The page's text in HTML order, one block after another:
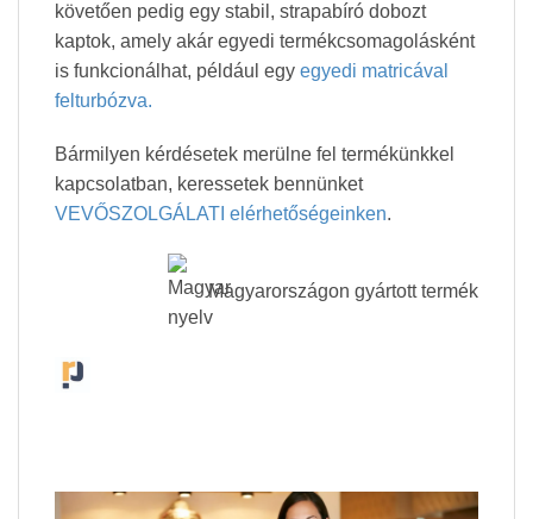
követően pedig egy stabil, strapabíró dobozt
kaptok, amely akár egyedi termékcsomagolásként
is funkcionálhat, például egy egyedi matricával
felturbózva.
Bármilyen kérdésetek merülne fel termékünkkel
kapcsolatban, keressetek bennünket
VEVŐSZOLGÁLATI elérhetőségeinken.
Magyarországon gyártott termék